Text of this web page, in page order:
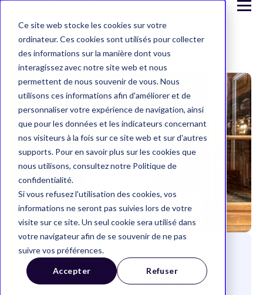
Ce site web stocke les cookies sur votre
ordinateur. Ces cookies sont utilisés pour collecter
des informations sur la manière dont vous
interagissez avec notre site web et nous
permettent de nous souvenir de vous. Nous
utilisons ces informations afin d'améliorer et de
personnaliser votre expérience de navigation, ainsi
que pour les données et les indicateurs concernant
nos visiteurs à la fois sur ce site web et sur d'autres
supports. Pour en savoir plus sur les cookies que
nous utilisons, consultez notre Politique de
confidentialité.
Si vous refusez l'utilisation des cookies, vos
informations ne seront pas suivies lors de votre
visite sur ce site. Un seul cookie sera utilisé dans
votre navigateur afin de se souvenir de ne pas
suivre vos préférences.
Accepter Refuser
Entretien avec Jamel El Hadj,
chargé de la stratégie digitale